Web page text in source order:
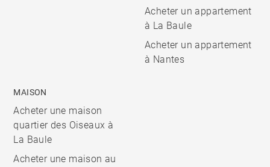
Acheter un appartement
à La Baule
Acheter un appartement
à Nantes
MAISON
Acheter une maison
quartier des Oiseaux à
La Baule
Acheter une maison au